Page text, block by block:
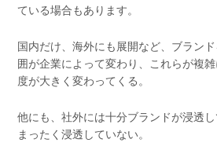
ている場合もあります。
国内だけ、海外にも展開など、ブラン
囲が企業によって変わり、これらが複
度が大きく変わってくる。
他にも、社外には十分ブランドが浸透
まったく浸透していない。